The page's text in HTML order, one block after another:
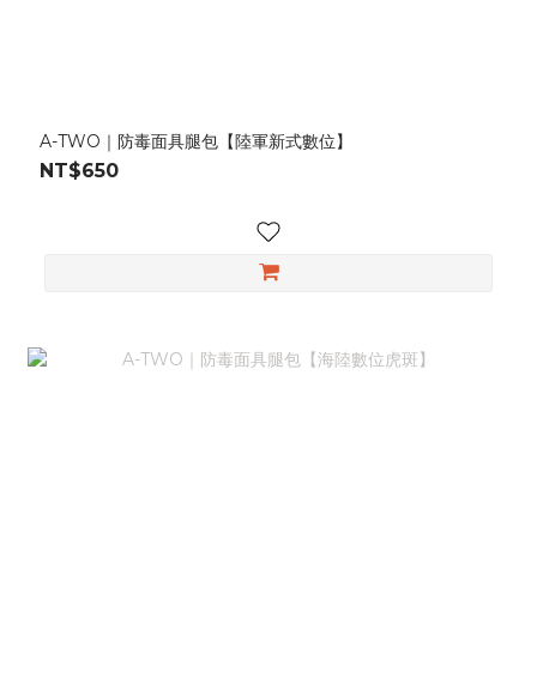
A-TWO｜防毒面具腿包【陸軍新式數位】
NT$650